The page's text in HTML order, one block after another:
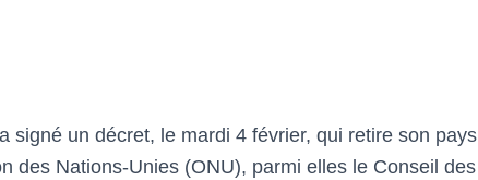
signé un décret, le mardi 4 février, qui retire son pays
des Nations-Unies (ONU), parmi elles le Conseil des